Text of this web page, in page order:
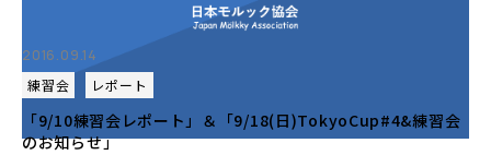
2016.09.14
練習会
レポート
「9/10練習会レポート」＆「9/18(日)TokyoCup#4&練習会
のお知らせ」